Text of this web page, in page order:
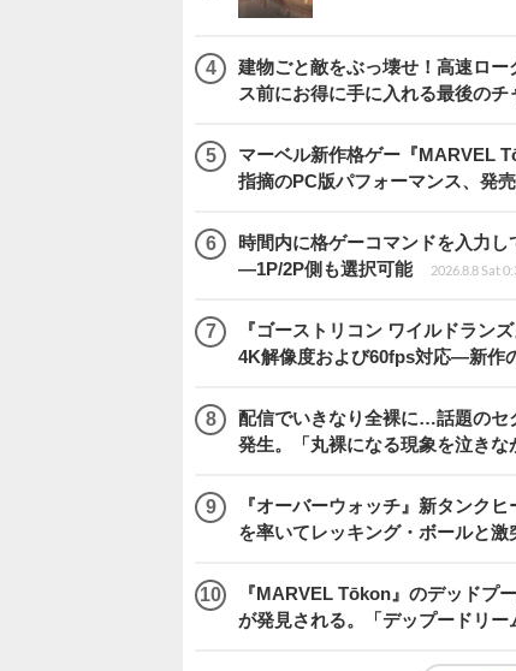
建物ごと敵をぶっ壊せ！高速ロ
ス前にお得に手に入れる最後のチ
マーベル新作格ゲー『MARVEL
指摘のPC版パフォーマンス、発
時間内に格ゲーコマンドを入力
―1P/2P側も選択可能
2026.8.8 Sat
『ゴーストリコン ワイルドラン
4K解像度および60fps対応―新作
配信でいきなり全裸に…話題のセ
発生。「丸裸になる現象を泣き
『オーバーウォッチ』新タンク
を率いてレッキング・ボールと激
『MARVEL Tōkon』のデッドプ
が発見される。「デップードリ